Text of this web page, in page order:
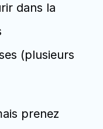
dans la
(plusieurs
prenez